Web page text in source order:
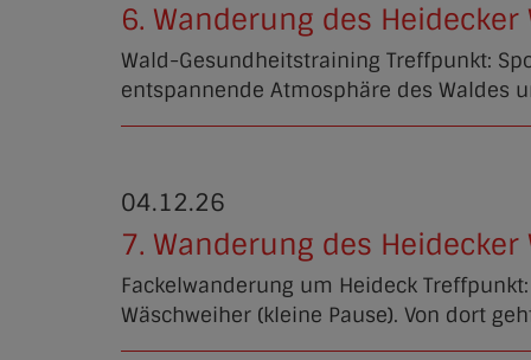
6. Wanderung des Heidecker
Wald-Gesundheitstraining Treffpunkt:
entspannende Atmosphäre des Waldes
04.12.26
7. Wanderung des Heidecker
Fackelwanderung um Heideck
Wäschweiher (kleine Pause). Von dort